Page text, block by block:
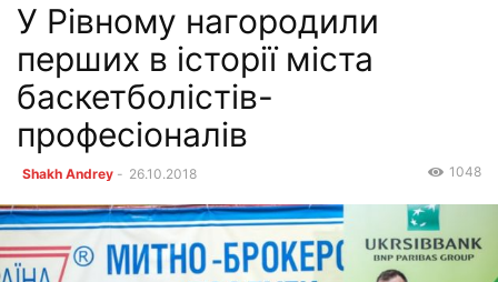
У Рівному нагородили
перших в історії міста
баскетболістів-
професіоналів
Shakh Andrey - 26.10.2018 1048